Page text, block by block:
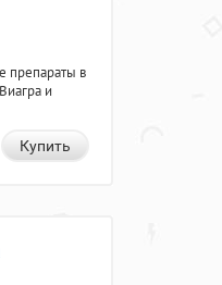
препараты в
и
Купить